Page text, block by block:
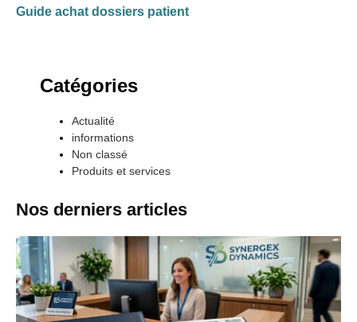
Guide achat dossiers patient
Catégories
Actualité
informations
Non classé
Produits et services
Nos derniers articles